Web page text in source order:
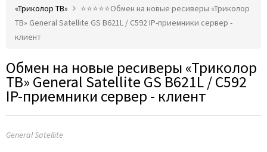
«Триколор ТВ»
⭐️⭐️⭐️⭐️⭐️Обмен на новые ресиверы «Триколор
ТВ» General Satellite GS B621L / C592 IP-приемники сервер -
клиент
Обмен на новые ресиверы «Триколор
ТВ» General Satellite GS B621L / C592
IP-приемники сервер - клиент
General Satellite